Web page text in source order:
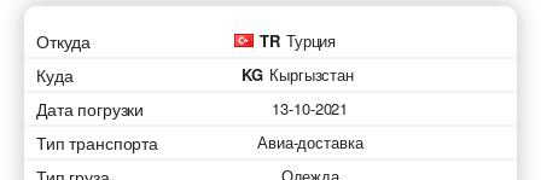
Откуда TR Турция
Куда KG Кыргызстан
Дата погрузки 13-10-2021
Тип транспорта Авиа-доставка